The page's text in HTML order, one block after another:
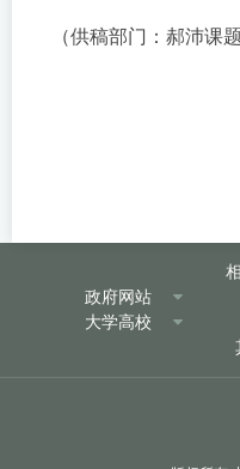
（供稿部门：郝沛课
政府网站
大学高校